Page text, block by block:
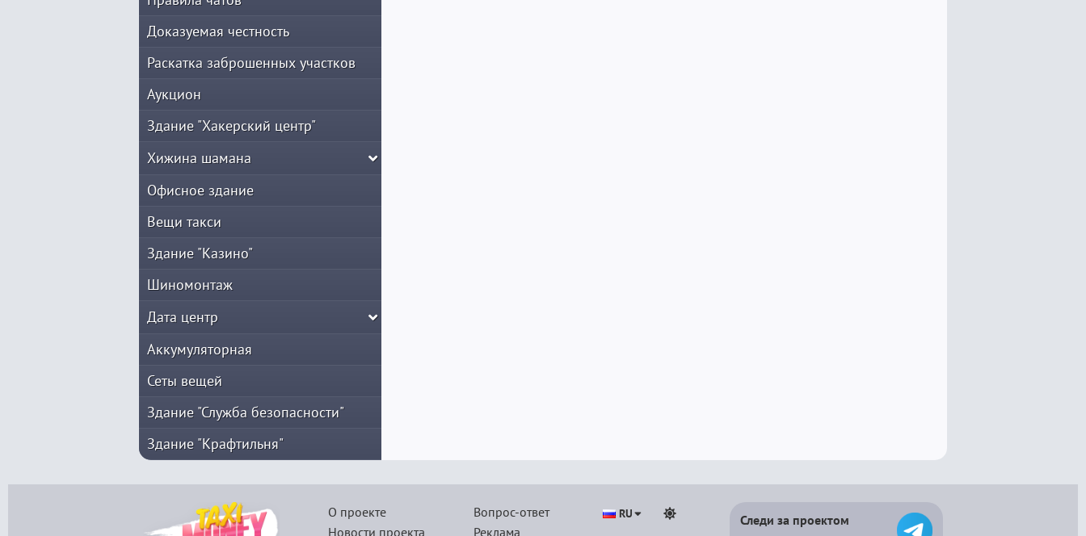
Доказуемая честность
Раскатка заброшенных участков
Аукцион
Здание "Хакерский центр"
Хижина шамана
Офисное здание
Вещи такси
Здание "Казино"
Шиномонтаж
Дата центр
Аккумуляторная
Сеты вещей
Здание "Служба безопасности"
Здание "Крафтильня"
О проекте
Новости проекта
Вопрос-ответ
Реклама
RU Следи за проектом